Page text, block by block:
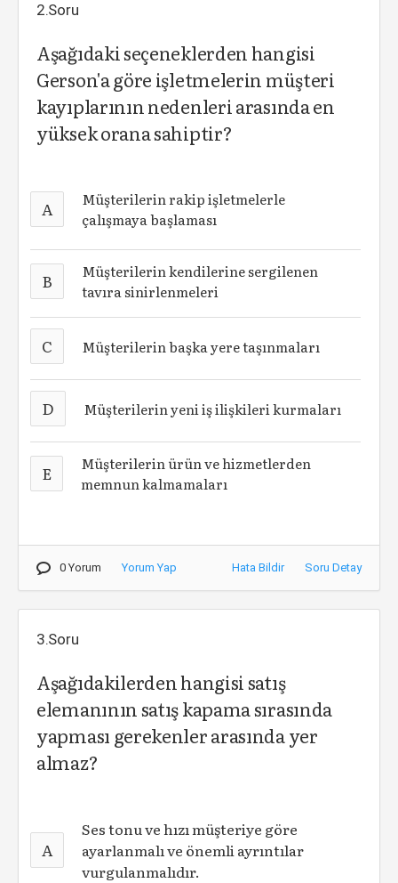
2.Soru
Aşağıdaki seçeneklerden hangisi
Gerson'a göre işletmelerin müşteri
kayıplarının nedenleri arasında en
yüksek orana sahiptir?
A
Müşterilerin rakip işletmelerle
çalışmaya başlaması
B
Müşterilerin kendilerine sergilenen
tavıra sinirlenmeleri
C Müşterilerin başka yere taşınmaları
D Müşterilerin yeni iş ilişkileri kurmaları
E
Müşterilerin ürün ve hizmetlerden
memnun kalmamaları
0 Yorum Yorum Yap Hata Bildir Soru Detay
3.Soru
Aşağıdakilerden hangisi satış
elemanının satış kapama sırasında
yapması gerekenler arasında yer
almaz?
A
Ses tonu ve hızı müşteriye göre
ayarlanmalı ve önemli ayrıntılar
vurgulanmalıdır.